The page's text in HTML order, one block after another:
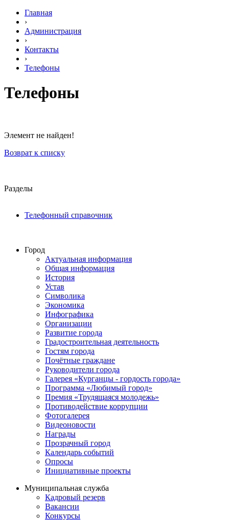
Главная
›
Администрация
›
Контакты
›
Телефоны
Телефоны
Элемент не найден!
Возврат к списку
Разделы
Телефонный справочник
Город
Актуальная информация
Общая информация
История
Устав
Символика
Экономика
Инфографика
Организации
Развитие города
Градостроительная деятельность
Гостям города
Почётные граждане
Руководители города
Галерея «Курганцы - гордость города»
Программа «Любимый город»
Премия «Трудящаяся молодежь»
Противодействие коррупции
Фотогалерея
Видеоновости
Награды
Прозрачный город
Календарь событий
Опросы
Инициативные проекты
Муниципальная служба
Кадровый резерв
Вакансии
Конкурсы